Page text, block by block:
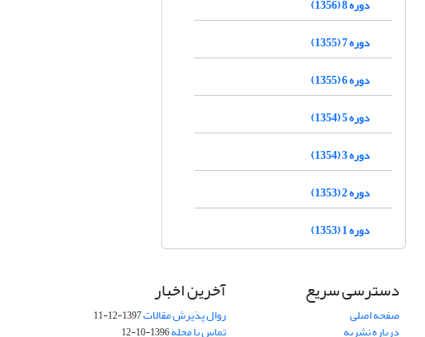
دوره 8 (1356)
دوره 7 (1355)
دوره 6 (1355)
دوره 5 (1354)
دوره 3 (1354)
دوره 2 (1353)
دوره 1 (1353)
دسترسی سریع
صفحه اصلی
درباره نشریه
آخرین اخبار
روال پذیرش مقالات1397-12-11
تماس با مجله1396-10-12